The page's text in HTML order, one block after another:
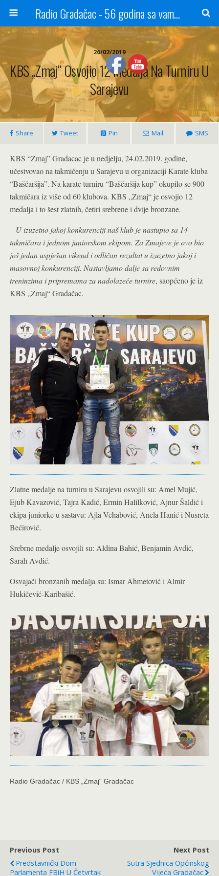
Radio Gradačac - 56 godina sa vama...
26/02/2019
KBS „Zmaj“ Osvojio 12 Medalja Na Turniru U
Sarajevu
Share Tweet Pin Mail SMS
KBS “Zmaj” Gradacac je u nedjelju, 24.02.2019. godine,
učestvovao na takmičenju u Sarajevu u organizaciji Karate kluba
“Baščaršija”. Na karate turniru “Baščaršija kup” okupilo se 900
takmičara iz više od 60 klubova. KBS „Zmaj“ je osvojio 12
medalja i to šest zlatnih, četiri srebrene i dvije bronzane.
– U izuzetno jakoj konkurenciji naš klub je nastupio sa 14
takmičara i jednom juniorskom ekipom. Za Zmajeve je ovo bio
još jedan uspješan vikend i odličan rezultat u izuzetno jakoj i
masovnoj konkurenciji. Nastavljamo dalje sa redovnim
treninzima i pripremama za nadolazeće turnire, saopćeno je iz
KBS „Zmaj“ Gradačac.
Zlatne medalje na turniru u Sarajevu osvojili su: Amel Mujić,
Ejub Kavazović, Tajra Kadić, Ermin Halilković, Ajnur Šaldić i
ekipa juniorke u sastavu: Ajla Vehabović, Anela Hanić i Nusreta
Bećirović.
Srebrne medalje osvojili su: Aldina Bahić, Benjamin Avdić,
Sarah Avdić.
Osvajači bronzanih medalja su: Ismar Ahmetović i Almir
Hukičević-Karibašić.
Radio Gradačac / KBS „Zmaj“ Gradačac
Previous Post
Predstavnički Dom
Parlamenta FBiH U Četvrtak
Next Post
Sutra Sjednica Općinskog
Vijeća Gradačac